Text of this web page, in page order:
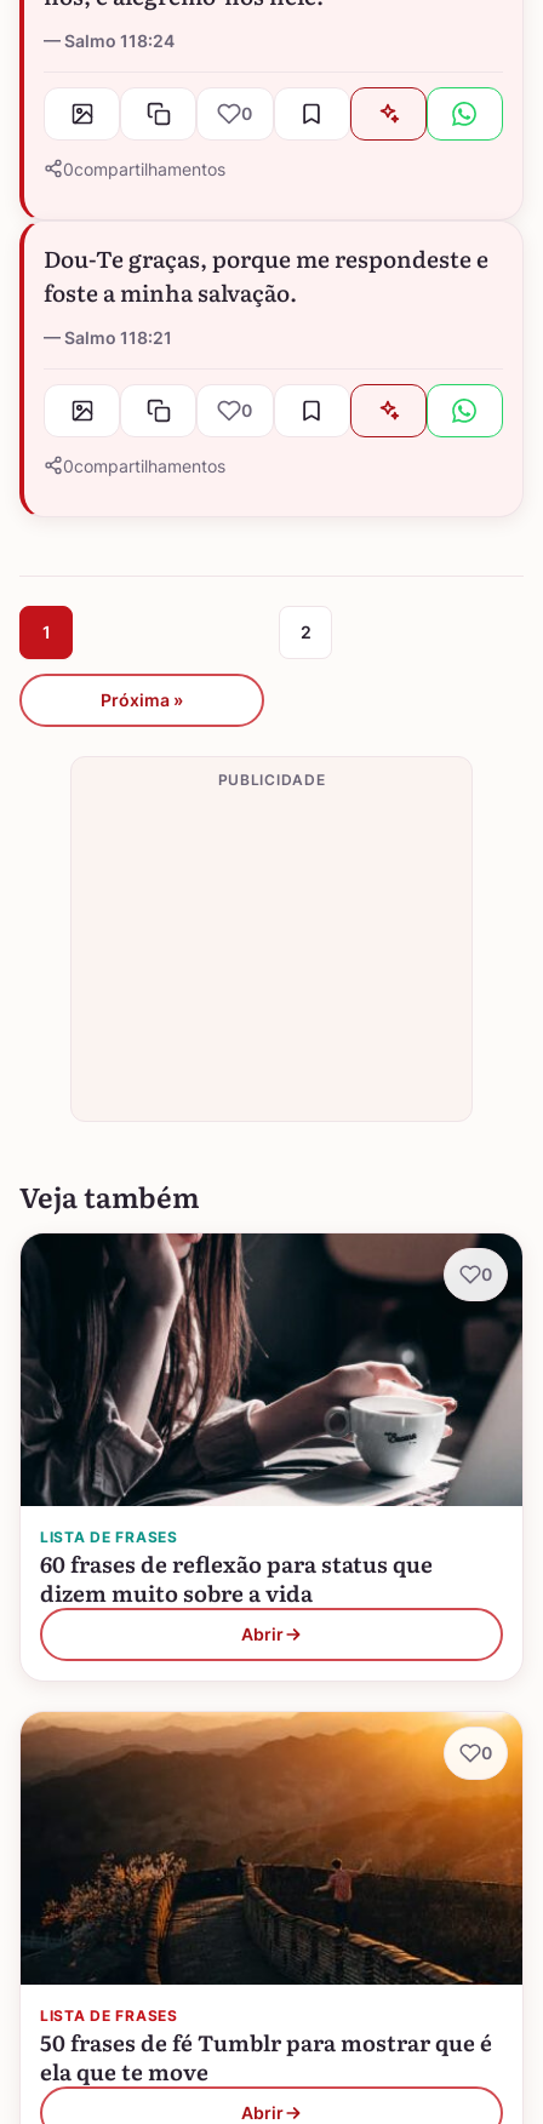
Salmo 118:24
0
0compartilhamentos
Dou-Te graças, porque me respondeste e
foste a minha salvação.
Salmo 118:21
0
0compartilhamentos
1 2
Próxima »
PUBLICIDADE
Veja também
LISTA DE FRASES
60 frases de reflexão para status que
dizem muito sobre a vida
Abrir
0
LISTA DE FRASES
50 frases de fé Tumblr para mostrar que é
ela que te move
Abrir
0